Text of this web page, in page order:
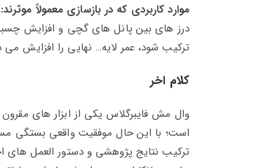
موارد کاربردی که در بازسازی معمولاً موثرند:
درز های بین پانل‌ های گچی و افزایش
ترکیب شود، عمر لایه… نهایی را افزایش
کلام اخر
وال‌ مش فایبرگلاس یکی از ابزار های
است؛ با این حال موفقیت واقعی بستگی
ترکیب نتایج پژوهشی و دستور العمل‌ های